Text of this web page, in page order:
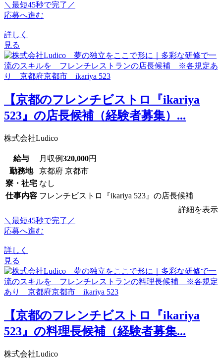
＼最短45秒で完了／
応募へ進む
詳しく
見る
【京都のフレンチビストロ『ikariya
523』の店長候補（経験者募集）...
株式会社Ludico
給与 月収例320,000円
勤務地
京都府 京都市
寮・社宅 なし
仕事内容 フレンチビストロ『ikariya 523』の店長候補
詳細を表示
＼最短45秒で完了／
応募へ進む
詳しく
見る
【京都のフレンチビストロ『ikariya
523』の料理長候補（経験者募集...
株式会社Ludico